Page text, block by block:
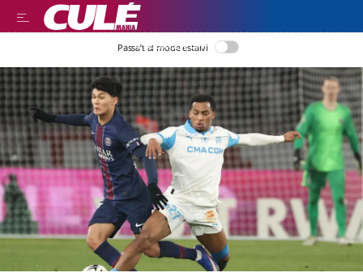
LLEGIR EN CATALÀ
Passa’t al mode estalvi